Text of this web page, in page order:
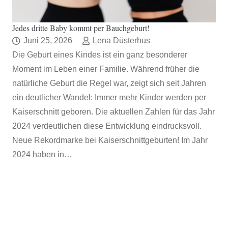
Jedes dritte Baby kommt per Bauchgeburt!
Juni 25, 2026
Lena Düsterhus
Die Geburt eines Kindes ist ein ganz besonderer
Moment im Leben einer Familie. Während früher die
natürliche Geburt die Regel war, zeigt sich seit Jahren
ein deutlicher Wandel: Immer mehr Kinder werden per
Kaiserschnitt geboren. Die aktuellen Zahlen für das Jahr
2024 verdeutlichen diese Entwicklung eindrucksvoll.
Neue Rekordmarke bei Kaiserschnittgeburten! Im Jahr
2024 haben in…